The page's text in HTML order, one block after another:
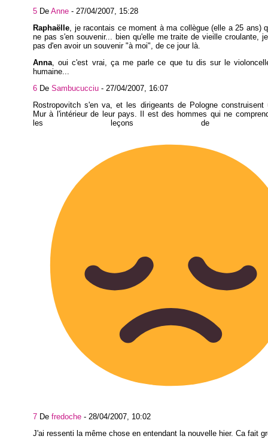
5 De Anne - 27/04/2007, 15:28
Raphaëlle, je racontais ce moment à ma collègue (elle a 25 ans)
ne pas s'en souvenir... bien qu'elle me traite de vieille croulante,
pas d'en avoir un souvenir "à moi", de ce jour là.
Anna, oui c'est vrai, ça me parle ce que tu dis sur le
humaine...
6 De Sambucucciu - 27/04/2007, 16:07
Rostropovitch s'en va, et les dirigeants de Pologne construisent
Mur à l'intérieur de leur pays. Il est des hommes qui ne
les leçons de
7 De fredoche - 28/04/2007, 10:02
J'ai ressenti la même chose en entendant la nouvelle hier. Ca fait